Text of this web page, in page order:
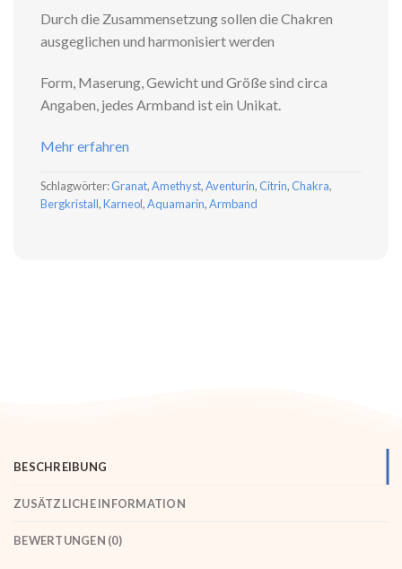
Durch die Zusammensetzung sollen die Chakren
ausgeglichen und harmonisiert werden
Form, Maserung, Gewicht und Größe sind circa
Angaben, jedes Armband ist ein Unikat.
Mehr erfahren
Schlagwörter:Granat,Amethyst,Aventurin, Citrin, Chakra,
Bergkristall,Karneol,Aquamarin,Armband
BESCHREIBUNG
ZUSÄTZLICHE INFORMATION
BEWERTUNGEN (0)